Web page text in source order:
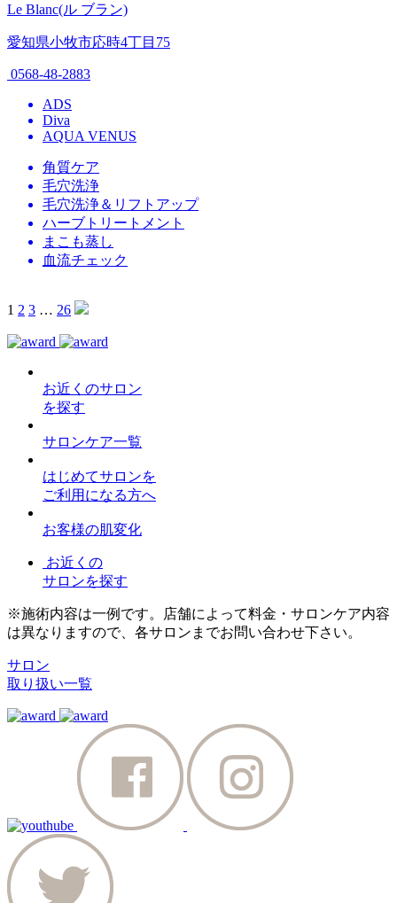
Le Blanc(ル ブラン)
愛知県小牧市応時4丁目75
0568-48-2883
ADS
Diva
AQUA VENUS
角質ケア
毛穴洗浄
毛穴洗浄＆リフトアップ
ハーブトリートメント
まこも蒸し
血流チェック
1 2 3 … 26
お近くのサロン
を探す
サロンケア一覧
はじめてサロンを
ご利用になる方へ
お客様の肌変化
お近くの
サロンを探す
※施術内容は一例です。店舗によって料金・サロンケア内容
は異なりますので、各サロンまでお問い合わせ下さい。
サロン
取り扱い一覧